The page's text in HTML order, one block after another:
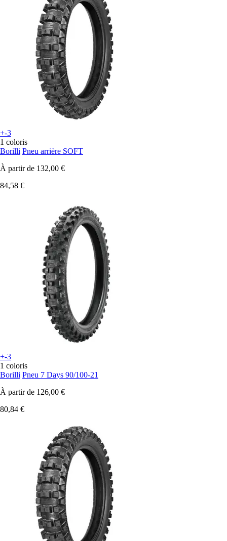
+-3
1 coloris
Borilli Pneu arrière SOFT
À partir de 132,00 €
84,58 €
+-3
1 coloris
Borilli Pneu 7 Days 90/100-21
À partir de 126,00 €
80,84 €